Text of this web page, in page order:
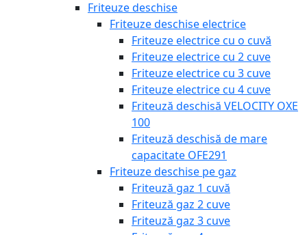
Friteuze deschise
Friteuze deschise electrice
Friteuze electrice cu o cuvă
Friteuze electrice cu 2 cuve
Friteuze electrice cu 3 cuve
Friteuze electrice cu 4 cuve
Friteuză deschisă VELOCITY OXE
100
Friteuză deschisă de mare
capacitate OFE291
Friteuze deschise pe gaz
Friteuză gaz 1 cuvă
Friteuză gaz 2 cuve
Friteuză gaz 3 cuve